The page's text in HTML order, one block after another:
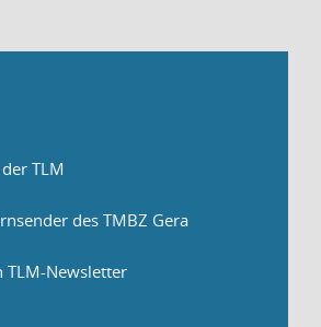
TLM
des TMBZ Gera
TLM-Newsletter